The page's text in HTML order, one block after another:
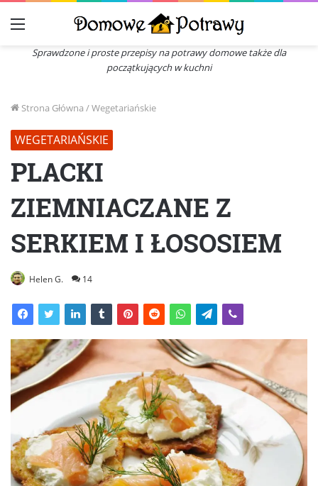
Menu
Sprawdzone i proste przepisy na potrawy domowe także dla
początkujących w kuchni
Strona Główna /Wegetariańskie
WEGETARIAŃSKIE
PLACKI
ZIEMNIACZANE Z
SERKIEM I ŁOSOSIEM
Helen G. 14